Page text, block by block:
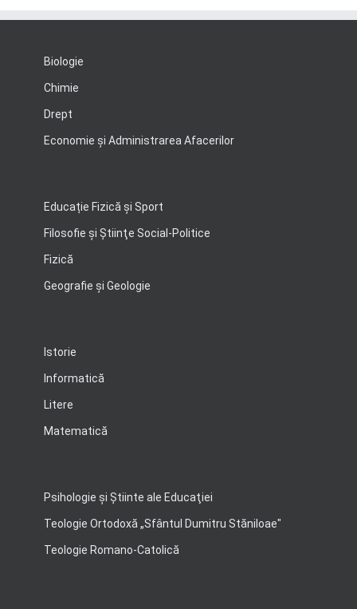
Biologie
Chimie
Drept
Economie şi Administrarea Afacerilor
Educație Fizică și Sport
Filosofie şi Ştiinţe Social-Politice
Fizică
Geografie şi Geologie
Istorie
Informatică
Litere
Matematică
Psihologie şi Ştiinte ale Educaţiei
Teologie Ortodoxă „Sfântul Dumitru Stăniloae"
Teologie Romano-Catolică